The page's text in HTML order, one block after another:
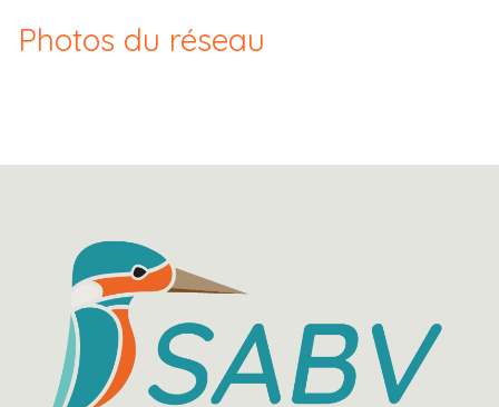
Photos du réseau